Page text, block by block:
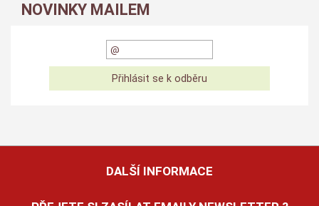
NOVINKY MAILEM
DALŠÍ INFORMACE